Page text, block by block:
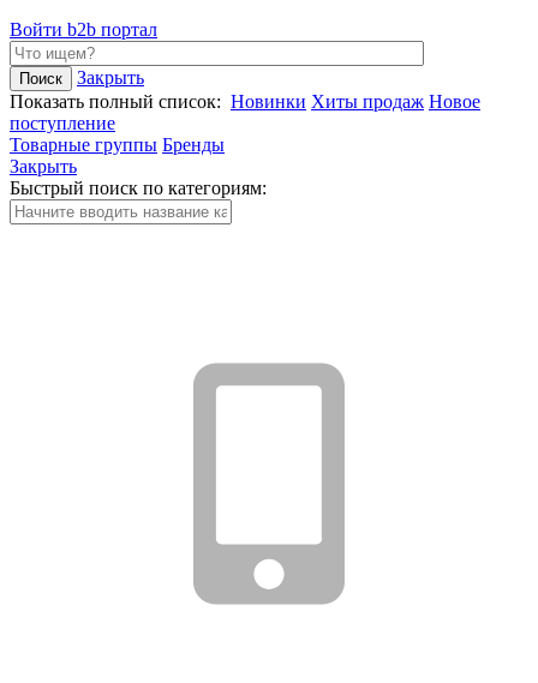
Войти b2b портал
Закрыть
Показать полный список: Новинки Хиты продаж Новое
поступление
Товарные группы Бренды
Закрыть
Быстрый поиск по категориям: